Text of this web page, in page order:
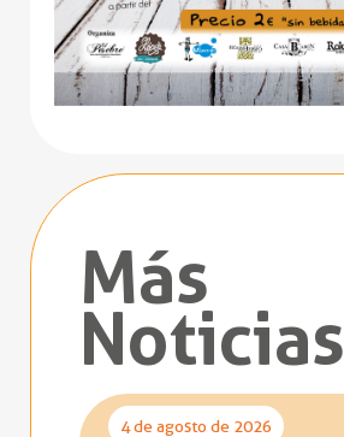
Más
Noticias
4 de agosto de 2026